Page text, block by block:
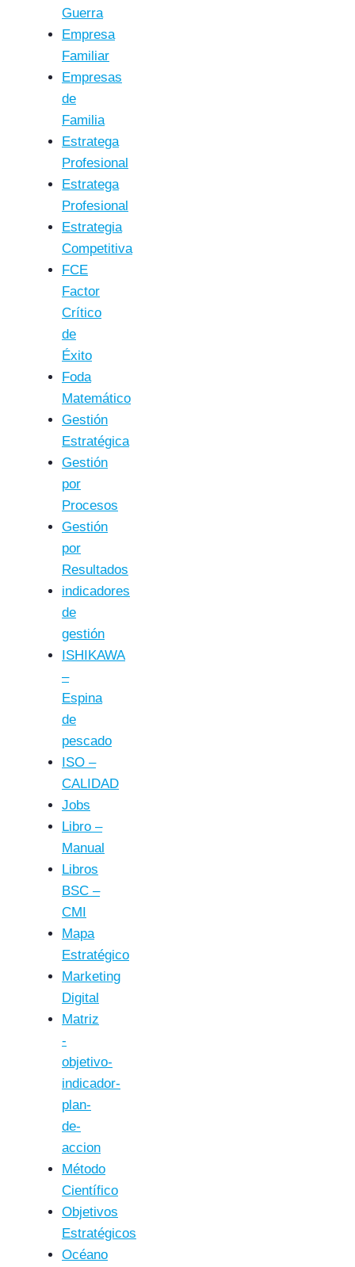
Guerra
Empresa
Familiar
Empresas
de
Familia
Estratega
Profesional
Estratega
Profesional
Estrategia
Competitiva
FCE
Factor
Crítico
de
Éxito
Foda
Matemático
Gestión
Estratégica
Gestión
por
Procesos
Gestión
por
Resultados
indicadores
de
gestión
ISHIKAWA
–
Espina
de
pescado
ISO –
CALIDAD
Jobs
Libro –
Manual
Libros
BSC –
CMI
Mapa
Estratégico
Marketing
Digital
Matriz
-
objetivo-
indicador-
plan-
de-
accion
Método
Científico
Objetivos
Estratégicos
Océano